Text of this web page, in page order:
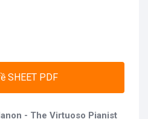
SHEET PDF
- The Virtuoso Pianist